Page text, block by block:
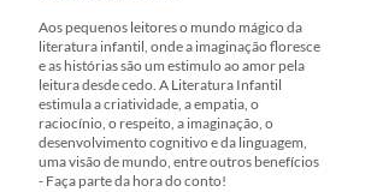
Aos pequenos leitores o mundo mágico da
literatura infantil, onde a imaginação floresce
e as histórias são um estimulo ao amor pela
leitura desde cedo. A Literatura Infantil
estimula a criatividade, a empatia, o
raciocínio, o respeito, a imaginação, o
desenvolvimento cognitivo e da linguagem,
uma visão de mundo, entre outros benefícios
- Faça parte da hora do conto!